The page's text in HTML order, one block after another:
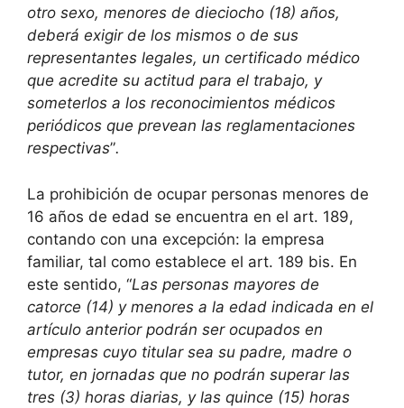
otro sexo, menores de dieciocho (18) años,
deberá exigir de los mismos o de sus
representantes legales, un certificado médico
que acredite su actitud para el trabajo, y
someterlos a los reconocimientos médicos
periódicos que prevean las reglamentaciones
respectivas”.
La prohibición de ocupar personas menores de
16 años de edad se encuentra en el art. 189,
contando con una excepción: la empresa
familiar, tal como establece el art. 189 bis. En
este sentido, “Las personas mayores de
catorce (14) y menores a la edad indicada en el
artículo anterior podrán ser ocupados en
empresas cuyo titular sea su padre, madre o
tutor, en jornadas que no podrán superar las
tres (3) horas diarias, y las quince (15) horas